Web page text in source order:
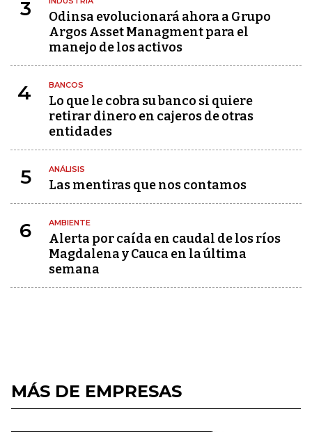
3
Odinsa evolucionará ahora a Grupo
Argos Asset Managment para el
manejo de los activos
4 BANCOS
Lo que le cobra su banco si quiere
retirar dinero en cajeros de otras
entidades
5 ANÁLISIS
Las mentiras que nos contamos
6 AMBIENTE
Alerta por caída en caudal de los ríos
Magdalena y Cauca en la última
semana
MÁS DE EMPRESAS